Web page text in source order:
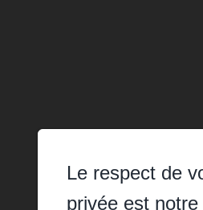
Le respect de
privée est